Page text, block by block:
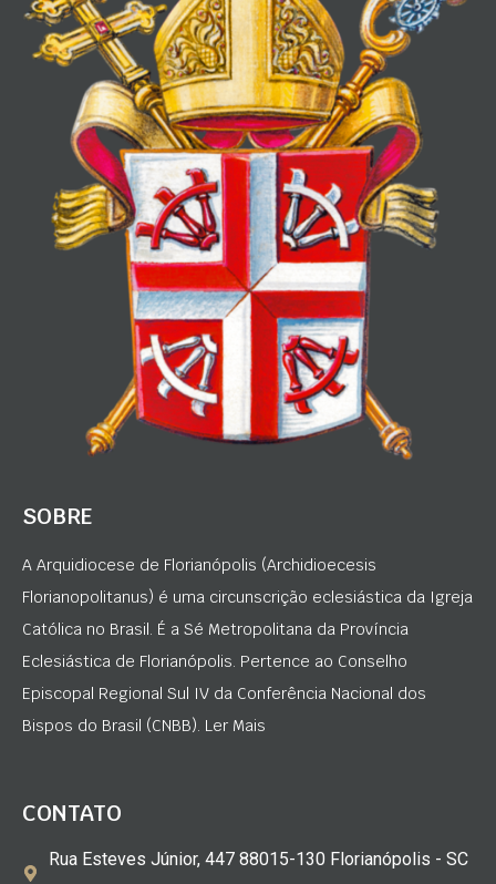
SOBRE
A Arquidiocese de Florianópolis (Archidioecesis
Florianopolitanus) é uma circunscrição eclesiástica da Igreja
Católica no Brasil. É a Sé Metropolitana da Província
Eclesiástica de Florianópolis. Pertence ao Conselho
Episcopal Regional Sul IV da Conferência Nacional dos
Bispos do Brasil (CNBB). Ler Mais
CONTATO
Rua Esteves Júnior, 447 88015-130 Florianópolis - SC